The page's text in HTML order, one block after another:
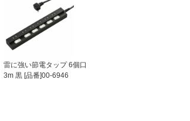
雷に強い節電タップ 6個口
3m 黒 [品番]00-6946